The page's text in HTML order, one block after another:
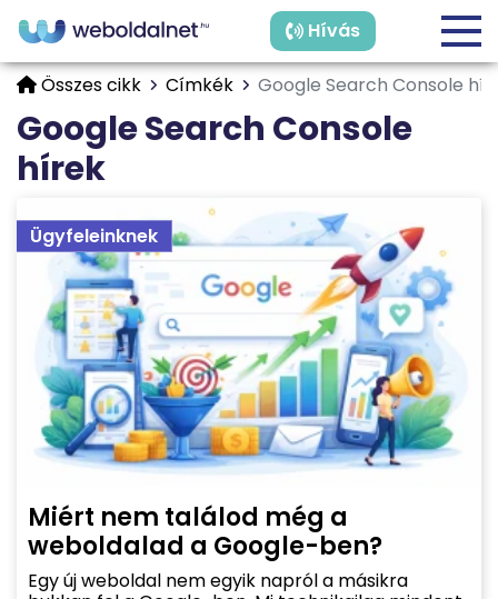
Hívás
Összes cikk Címkék Google Search Console
Google Search Console
hírek
Ügyfeleinknek
Miért nem találod még a
weboldalad a Google-ben?
Egy új weboldal nem egyik napról a másikra